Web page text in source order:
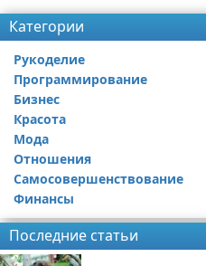
Категории
Рукоделие
Программирование
Бизнес
Красота
Мода
Отношения
Самосовершенствование
Финансы
Последние статьи